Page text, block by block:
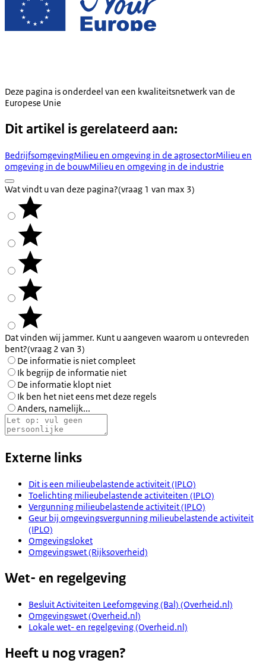
Deze pagina is onderdeel van een kwaliteitsnetwerk van de
Europese Unie
Dit artikel is gerelateerd aan:
BedrijfsomgevingMilieu en omgeving in de agrosectorMilieu en
omgeving in de bouwMilieu en omgeving in de industrie
Wat vindt u van deze pagina?(vraag 1 van max 3)
Dat vinden wij jammer. Kunt u aangeven waarom u ontevreden
bent?(vraag 2 van 3)
De informatie is niet compleet
Ik begrijp de informatie niet
De informatie klopt niet
Ik ben het niet eens met deze regels
Anders, namelijk...
Externe links
Dit is een milieubelastende activiteit (IPLO)
Toelichting milieubelastende activiteiten (IPLO)
Vergunning milieubelastende activiteit (IPLO)
Geur bij omgevingsvergunning milieubelastende activiteit
(IPLO)
Omgevingsloket
Omgevingswet (Rijksoverheid)
Wet- en regelgeving
Besluit Activiteiten Leefomgeving (Bal) (Overheid.nl)
Omgevingswet (Overheid.nl)
Lokale wet- en regelgeving (Overheid.nl)
Heeft u nog vragen?